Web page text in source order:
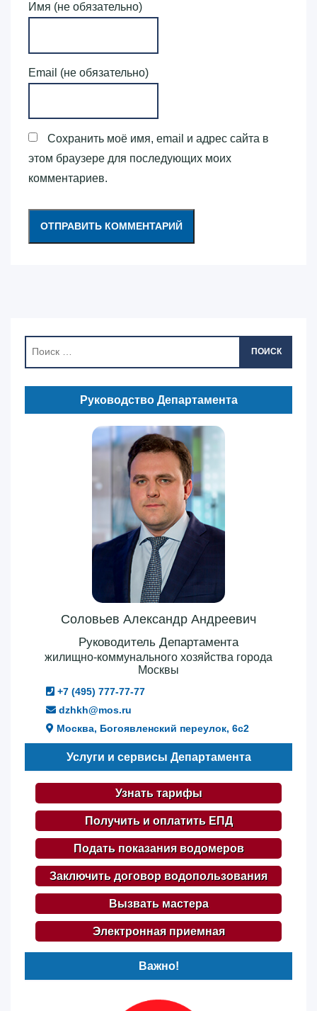
Имя (не обязательно)
Email (не обязательно)
Сохранить моё имя, email и адрес сайта в
этом браузере для последующих моих
комментариев.
ПОИСК
Руководство Департамента
Соловьев Александр Андреевич
Руководитель Департамента
жилищно-коммунального хозяйства города
Москвы
+7 (495) 777-77-77
dzhkh@mos.ru
Москва, Богоявленский переулок, 6с2
Услуги и сервисы Департамента
Узнать тарифы
Получить и оплатить ЕПД
Подать показания водомеров
Заключить договор водопользования
Вызвать мастера
Электронная приемная
Важно!